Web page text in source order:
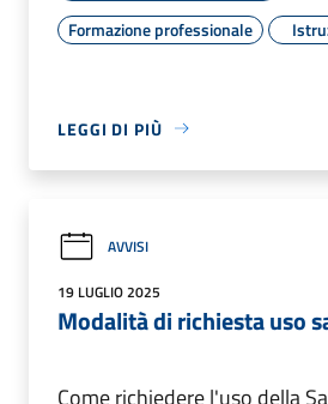
Formazione professionale
LEGGI DI PIÙ
AVVISI
19 LUGLIO 2025
Modalità di richiesta uso
Come richiedere l'uso della